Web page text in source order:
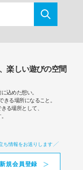
楽しい遊びの空間
込めた想い。
る場所になること。
る場所として、
ち情報をお送りします
新規会員登録